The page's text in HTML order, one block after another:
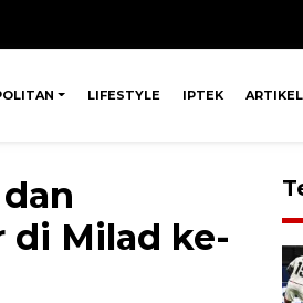
LIFESTYLE IPTEK ARTIKEL
di Milad ke-